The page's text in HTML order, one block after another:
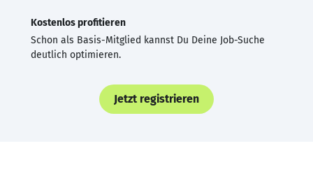
Kostenlos profitieren
Schon als Basis-Mitglied kannst Du Deine Job-Suche
deutlich optimieren.
Jetzt registrieren